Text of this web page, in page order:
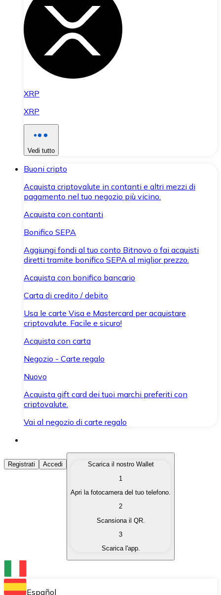
XRP
XRP
Vedi tutto
Buoni cripto
Acquista criptovalute in contanti e altri mezzi di
pagamento nel tuo negozio più vicino.
Acquista con contanti
Bonifico SEPA
Aggiungi fondi al tuo conto Bitnovo o fai acquisti
diretti tramite bonifico SEPA al miglior prezzo.
Acquista con bonifico bancario
Carta di credito / debito
Usa le carte Visa e Mastercard per acquistare
criptovalute. Facile e sicuro!
Acquista con carta
Negozio - Carte regalo
Nuovo
Acquista gift card dei tuoi marchi preferiti con
criptovalute.
Vai al negozio di carte regalo
Acquista Criptovalute
Acquista le criptovalute che ti interessano in modo
Converti le tue criptovalute in valuta fiat quando ne
Scambia una criptovaluta con un'altra
Conserva le tue cripto in un Wallet self-custodial.
Registrati Accedi
Scarica il nostro Wallet
1
Apri la fotocamera del tuo telefono.
2
Scansiona il QR.
3
Scarica l'app.
Español